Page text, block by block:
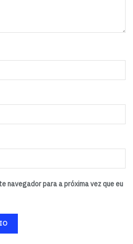
navegador para a próxima vez que eu